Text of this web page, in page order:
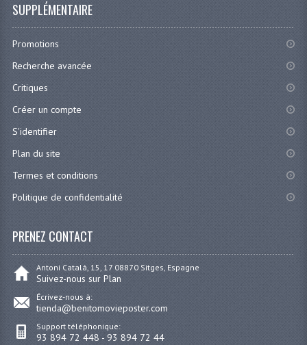
SUPPLÉMENTAIRE
Promotions
Recherche avancée
Critiques
Créer un compte
S'identifier
Plan du site
Termes et conditions
Politique de confidentialité
PRENEZ CONTACT
Antoni Catalá, 15, 17 08870 Sitges, Espagne
Suivez-nous sur Plan
Écrivez-nous à:
tienda@benitomovieposter.com
Support téléphonique:
93 894 72 448 - 93 894 72 44